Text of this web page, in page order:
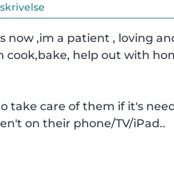
now ,im a patient , loving
cook,bake, help out with
take care of them if it's
on their phone/TV/iPad..